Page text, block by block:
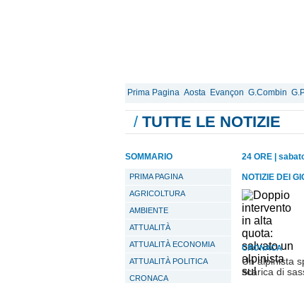
Prima Pagina Aosta Evançon G.Combin
/ TUTTE LE NOTIZIE
SOMMARIO
PRIMA PAGINA
AGRICOLTURA
AMBIENTE
ATTUALITÀ
ATTUALITÀ ECONOMIA
ATTUALITÀ POLITICA
CRONACA
24 ORE
NOTIZIE DEI
CRONACA
Un alpinista
scarica di